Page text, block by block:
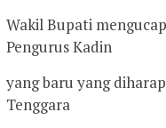
Wakil Bupati
Pengurus Kadin
yang baru yang
Tenggara